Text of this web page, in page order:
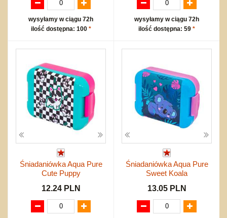
wysyłamy w ciągu 72h
ilość dostępna: 100 *
wysyłamy w ciągu 72h
ilość dostępna: 59 *
Śniadaniówka Aqua Pure
Cute Puppy
12.24 PLN
Śniadaniówka Aqua Pure
Sweet Koala
13.05 PLN